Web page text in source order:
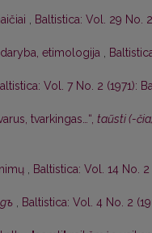
, Baltistica: Vol. 29 No.
etimologija ,
Vol. 7 No. 2 (1971):
tvarkingas…“, taũsti (-
, Baltistica: Vol. 14 No.
, Baltistica: Vol. 4 No. 2